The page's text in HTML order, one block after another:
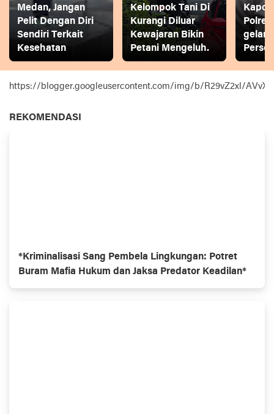
Medan, Jangan
Pelit Dengan Diri
Sendiri Terkait
Kesehatan
Kelompok Tani Di
Kurangi Diluar
Kewajaran Bikin
Petani Mengeluh.
gelar
https://blogger.googleusercontent.com/img/b/R29vZ2xl/
REKOMENDASI
*Kriminalisasi Sang Pembela Lingkungan: Potret
Buram Mafia Hukum dan Jaksa Predator Keadilan*